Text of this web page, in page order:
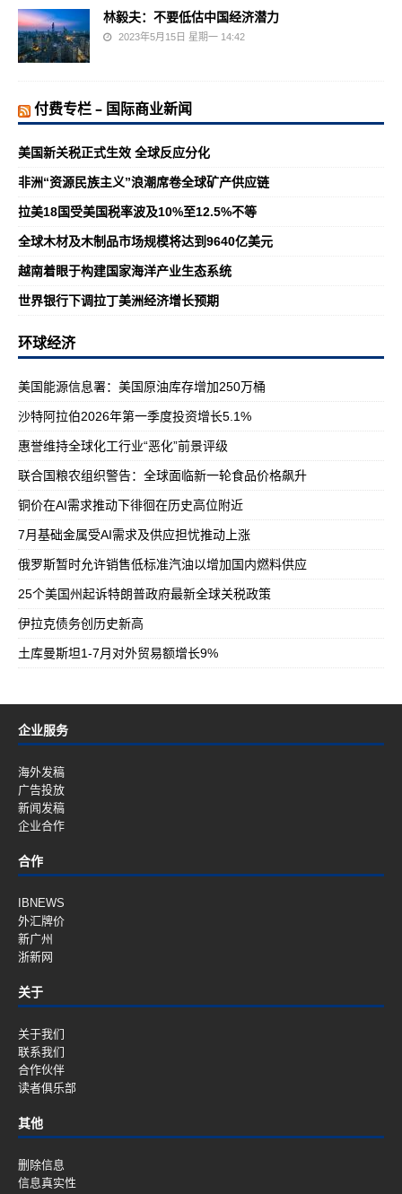
林毅夫：不要低估中国经济潜力
2023年5月15日 星期一 14:42
付费专栏 – 国际商业新闻
美国新关税正式生效 全球反应分化
非洲“资源民族主义”浪潮席卷全球矿产供应链
拉美18国受美国税率波及10%至12.5%不等
全球木材及木制品市场规模将达到9640亿美元
越南着眼于构建国家海洋产业生态系统
世界银行下调拉丁美洲经济增长预期
环球经济
美国能源信息署：美国原油库存增加250万桶
沙特阿拉伯2026年第一季度投资增长5.1%
惠誉维持全球化工行业“恶化”前景评级
联合国粮农组织警告：全球面临新一轮食品价格飙升
铜价在AI需求推动下徘徊在历史高位附近
7月基础金属受AI需求及供应担忧推动上涨
俄罗斯暂时允许销售低标准汽油以增加国内燃料供应
25个美国州起诉特朗普政府最新全球关税政策
伊拉克债务创历史新高
土库曼斯坦1-7月对外贸易额增长9%
企业服务
海外发稿
广告投放
新闻发稿
企业合作
合作
IBNEWS
外汇牌价
新广州
浙新网
关于
关于我们
联系我们
合作伙伴
读者俱乐部
其他
删除信息
信息真实性